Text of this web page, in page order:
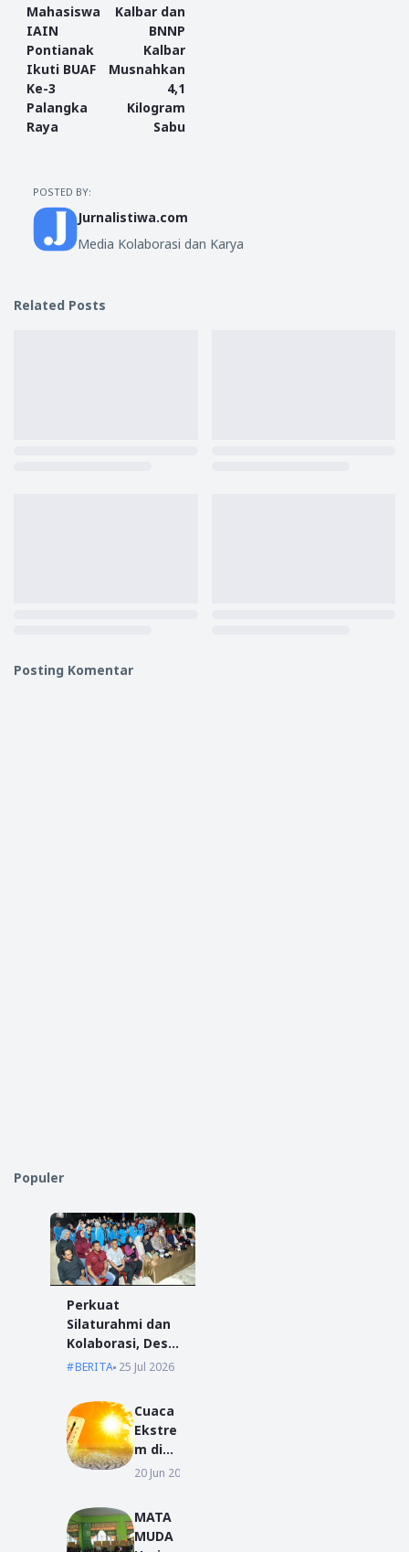
Mahasiswa
IAIN
Pontianak
Ikuti BUAF
Ke-3
Palangka
Raya
Kalbar dan
BNNP
Kalbar
Musnahkan
4,1
Kilogram
Sabu
POSTED BY:
Jurnalistiwa.com
Media Kolaborasi dan Karya
Related Posts
Posting Komentar
Populer
Perkuat
Silaturahmi dan
Kolaborasi, Desa
Antibar Sambut
IAIN Pontianak
dan UM
Pontianak
BERITA 25 Jul 2026
Cuaca
Ekstre
m di
Seluru
Picu
Peluan
2026
20 Jun 2026
MATA
MUDA